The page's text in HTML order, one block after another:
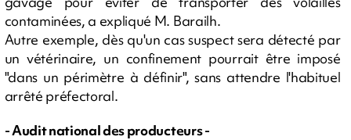
contaminées, a expliqué M. Barailh.
Autre exemple, dès qu'un cas suspect sera détecté par
un vétérinaire, un confinement pourrait être imposé
"dans un périmètre à définir", sans attendre l'habituel
arrêté préfectoral.
- Audit national des producteurs -